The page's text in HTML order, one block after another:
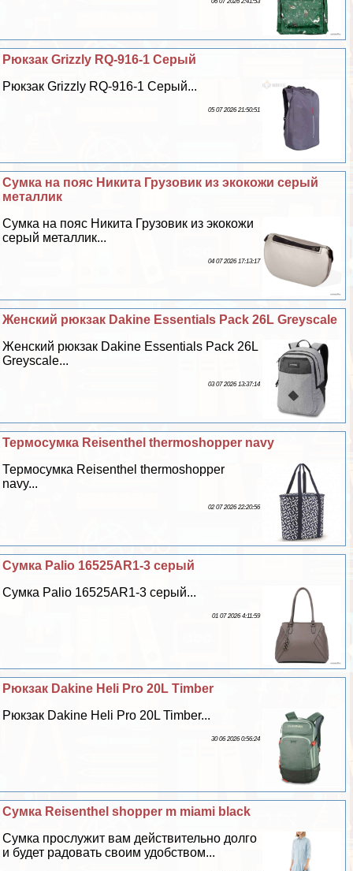
Рюкзак Grizzly RQ-916-1 Серый
Рюкзак Grizzly RQ-916-1 Серый...
05 07 2026 21:50:51
Сумка на пояс Никита Грузовик из экокожи серый
металлик
Сумка на пояс Никита Грузовик из экокожи
серый металлик...
04 07 2026 17:13:17
Женский рюкзак Dakine Essentials Pack 26L Greyscale
Женский рюкзак Dakine Essentials Pack 26L
Greyscale...
03 07 2026 13:37:14
Термоcумка Reisenthel thermoshopper navy
Термоcумка Reisenthel thermoshopper
navy...
02 07 2026 22:20:56
Сумка Palio 16525AR1-3 серый
Сумка Palio 16525AR1-3 серый...
01 07 2026 4:11:59
Рюкзак Dakine Heli Pro 20L Timber
Рюкзак Dakine Heli Pro 20L Timber...
30 06 2026 0:56:24
Сумка Reisenthel shopper m miami black
Сумка прослужит вам действительно долго
и будет радовать своим удобством...